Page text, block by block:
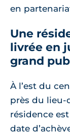
en
Une
livrée en
grand
À l’est du
près du lieu-
résidence
date